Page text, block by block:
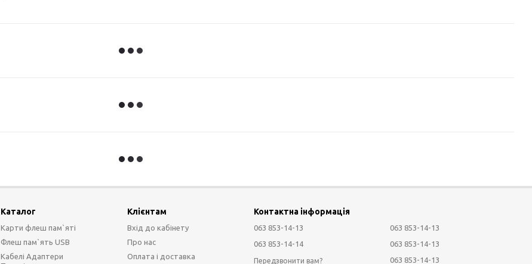
Каталог
Карти флеш пам`яті
Флеш пам`ять USB
Кабелі Адаптери
Клієнтам
Вхід до кабінету
Про нас
Оплата і доставка
Контактна інформація
063 853-14-13
063 853-14-14
Передзвонити вам?
063 853-14-13
063 853-14-13
063 853-14-13